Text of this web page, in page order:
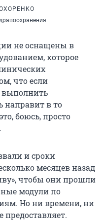
не оснащены в
которое
что если
выполнить
направит в то
боюсь, просто
и сроки
месяцев назад
чтобы они прошли
модули по
Но ни времени, ни
предоставляет.